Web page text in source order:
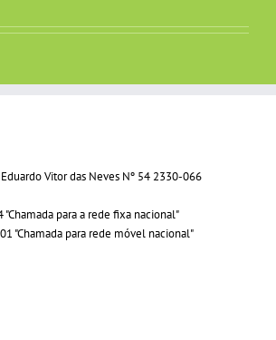
Vitor das Neves Nº 54 2330-066
"Chamada para a rede fixa nacional"
"Chamada para rede móvel nacional"